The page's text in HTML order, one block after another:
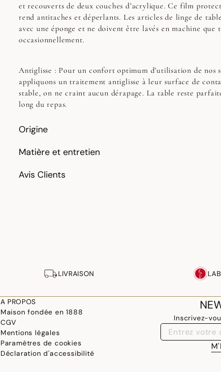
et recouverts de deux couches d’acrylique. Ce film
rend antitaches et déperlants. Les articles de linge de
avec une éponge et ne doivent être lavés en machine que
occasionnellement.
Antiglisse : Pour un confort optimum d’utilisation de nos
appliquons un traitement antiglisse à leur surface de
stable, on ne craint aucun dérapage. La table reste
long du repas.
Origine
Matière et entretien
Avis Clients
LIVRAISON
A PROPOS
Maison fondée en 1888
CGV
Mentions légales
Paramètres de cookies
Déclaration d'accessibilité
Inscrivez-